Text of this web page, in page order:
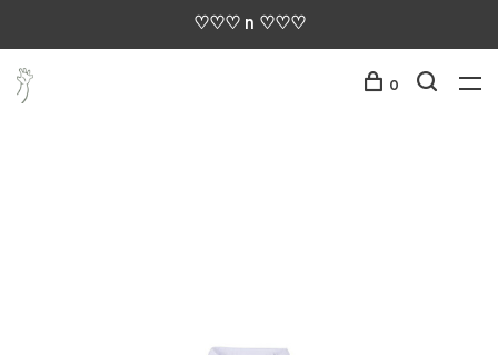
♡♡♡ n ♡♡♡
0